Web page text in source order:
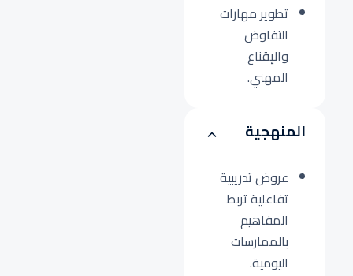
تطوير مهارات
التفاوض
والإقناع
المهني.
المنهجية
عروض تدريبية
تفاعلية تربط
المفاهيم
بالممارسات
اليومية.